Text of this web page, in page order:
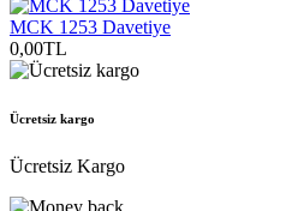
MCK 1253 Davetiye
0,00TL
Ücretsiz kargo
Ücretsiz Kargo